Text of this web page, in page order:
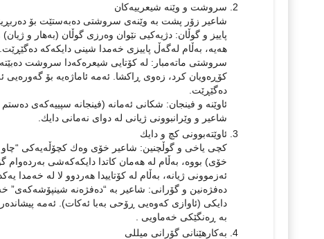
سروشت و وێنه‌ شیعرییه‌كان
شاعیر زۆر پشت به‌ وێنه‌ی سروشتی ده‌به‌ستێت بۆ
پاییز و گوڵان: دژیه‌كیی نێوان وه‌رزی گوڵان (به‌هار و
هه‌یه‌، به‌ڵام له‌گه‌ڵ پاییزی خه‌مدا شینی دایكه‌كه‌ ده‌گێڕێت.
سروشتی ماته‌مبار: له‌ كۆتایی شیعرەکەدا سروشت
كۆڕه‌ویان كرد، زه‌وی ڕاكشا. ئه‌مه‌ ئاماژه‌یه‌ بۆ
ده‌گێڕێت.
ئاوێنه‌ و فینجان: شكانی ئه‌مانه‌ (فینجانه‌ سپییه‌كه‌ی
شاعیر و وێرانبوونی ژیانی له‌ دوای نه‌مانی دایك.
ئاوێته‌بوونی كچ و دایك
كچی یاخی و گوڵچنین: شاعیر خۆی وه‌ك كچۆڵه‌یه‌كی “چاو
خۆی) بووه‌، به‌ڵام له‌ هه‌مان كاتدا دایكه‌كه‌شی
ئه‌زموونی ژیانه‌، به‌ڵام له‌ كۆتاییدا هه‌ردوو لا له‌ خه‌مدا
ده‌فژه‌نین و گۆرانی: شاعیر به‌ “ده‌فژه‌نه‌
دایكی (ئاوازی كەوەیی ڕۆحی به‌با ئه‌كات). ئه‌مه‌
به‌ ڕه‌نگێكی خه‌ماویی .
به‌كارهێنانی گۆرانی میللی